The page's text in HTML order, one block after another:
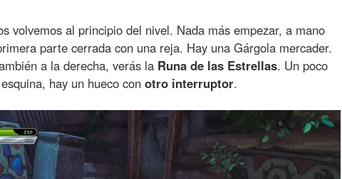
volvemos al principio del nivel. Nada más empezar, a mano
parte cerrada con una reja. Hay una Gárgola mercader.
a la derecha, verás la Runa de las Estrellas. Un poco
hay un hueco con otro interruptor.